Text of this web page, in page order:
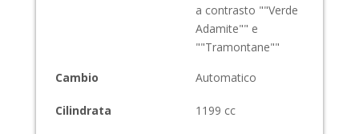
a contrasto ""Verde
Adamite"" e
""Tramontane""
Cambio
Automatico
Cilindrata 1199 cc